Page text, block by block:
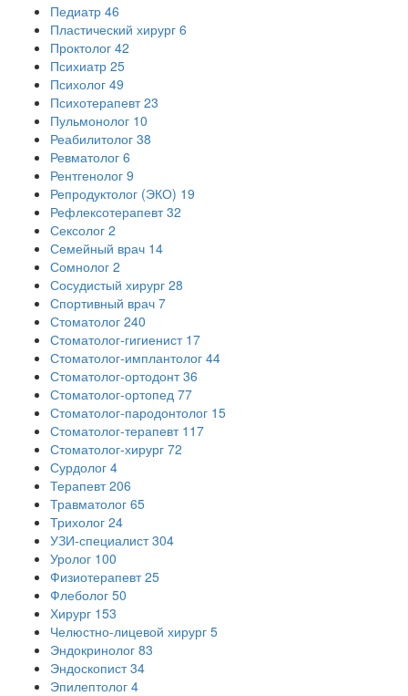
Педиатр 46
Пластический хирург 6
Проктолог 42
Психиатр 25
Психолог 49
Психотерапевт 23
Пульмонолог 10
Реабилитолог 38
Ревматолог 6
Рентгенолог 9
Репродуктолог (ЭКО) 19
Рефлексотерапевт 32
Сексолог 2
Семейный врач 14
Сомнолог 2
Сосудистый хирург 28
Спортивный врач 7
Стоматолог 240
Стоматолог-гигиенист 17
Стоматолог-имплантолог 44
Стоматолог-ортодонт 36
Стоматолог-ортопед 77
Стоматолог-пародонтолог 15
Стоматолог-терапевт 117
Стоматолог-хирург 72
Сурдолог 4
Терапевт 206
Травматолог 65
Трихолог 24
УЗИ-специалист 304
Уролог 100
Физиотерапевт 25
Флеболог 50
Хирург 153
Челюстно-лицевой хирург 5
Эндокринолог 83
Эндоскопист 34
Эпилептолог 4